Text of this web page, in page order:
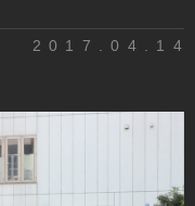
2017.04.14